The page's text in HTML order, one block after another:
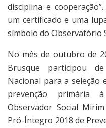
disciplina e
um certificado e uma
símbolo do Observatório
No mês de outubro de
Brusque participou
Nacional para a seleção
prevenção primária
Observador Social
Pró-Íntegro 2018 de